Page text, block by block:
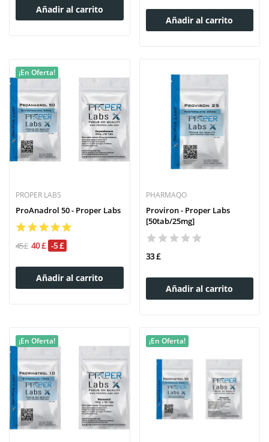
Añadir al carrito
Añadir al carrito
¡En Oferta!
PROPER LABS
ProAnadrol 50 - Proper Labs
45 £ 40 £ -5 £
Añadir al carrito
PHARMAQO
Proviron - Proper Labs
[50tab/25mg]
33 £
Añadir al carrito
¡En Oferta! ¡En Oferta!